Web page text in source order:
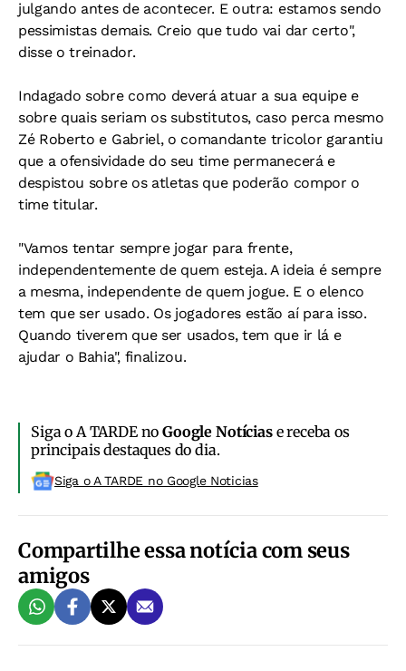
julgando antes de acontecer. E outra: estamos sendo
pessimistas demais. Creio que tudo vai dar certo",
disse o treinador.
Indagado sobre como deverá atuar a sua equipe e
sobre quais seriam os substitutos, caso perca mesmo
Zé Roberto e Gabriel, o comandante tricolor garantiu
que a ofensividade do seu time permanecerá e
despistou sobre os atletas que poderão compor o
time titular.
"Vamos tentar sempre jogar para frente,
independentemente de quem esteja. A ideia é sempre
a mesma, independente de quem jogue. E o elenco
tem que ser usado. Os jogadores estão aí para isso.
Quando tiverem que ser usados, tem que ir lá e
ajudar o Bahia", finalizou.
Siga o A TARDE noGoogle Notíciase receba os
principais destaques do dia.
Siga o A TARDE no Google Noticias
Compartilhe essa notícia com seus
amigos